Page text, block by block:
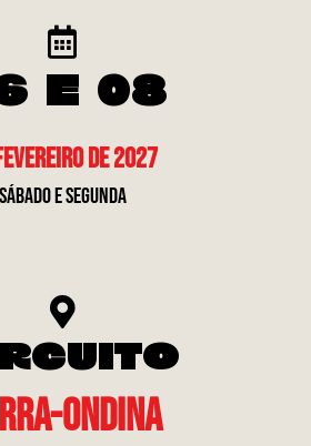
E 08
DE 2027
SÁBADO E SEGUNDA
ONDINA